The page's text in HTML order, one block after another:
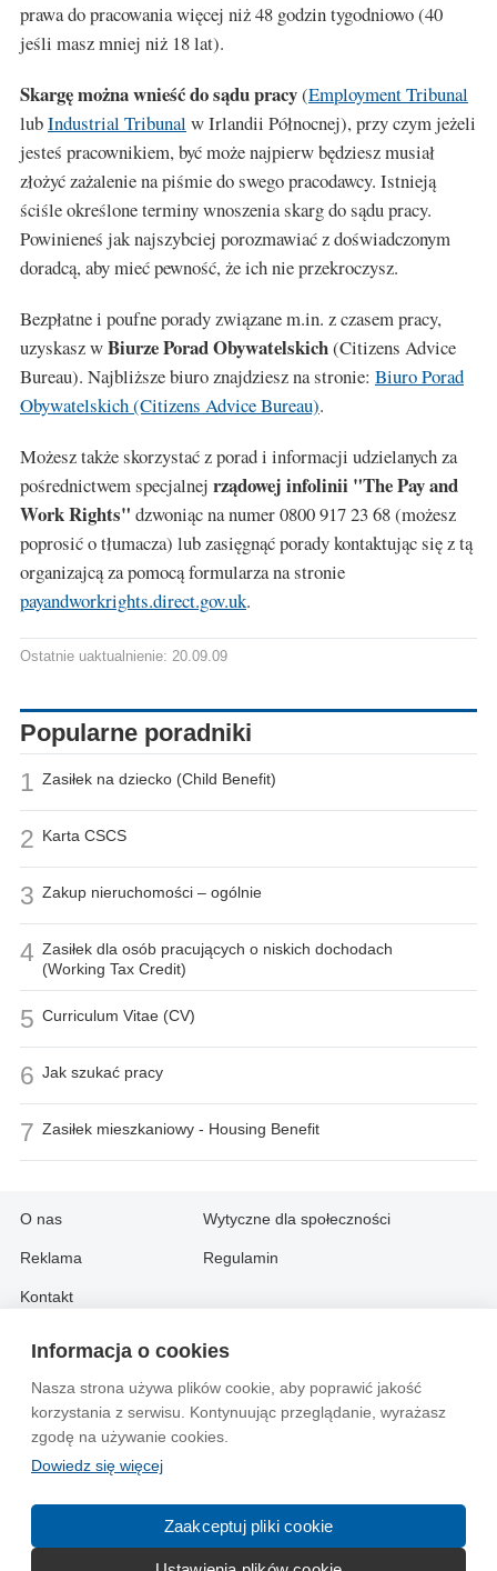
Informacja o cookies
Nasza strona używa plików cookie, aby poprawić jakość
korzystania z serwisu. Kontynuując przeglądanie, wyrażasz
zgodę na używanie cookies.
Dowiedz się więcej
Zaakceptuj pliki cookie
prawa do pracowania więcej niż 48 godzin tygodniowo (40
jeśli masz mniej niż 18 lat).
Skargę można wnieść do sądu pracy(Employment Tribunal
lubIndustrial Tribunal w Irlandii Północnej), przy czym jeżeli
jesteś pracownikiem, być może najpierw będziesz musiał
złożyć zażalenie na piśmie do swego pracodawcy. Istnieją
ściśle określone terminy wnoszenia skarg do sądu pracy.
Powinieneś jak najszybciej porozmawiać z doświadczonym
doradcą, aby mieć pewność, że ich nie przekroczysz.
Bezpłatne i poufne porady związane m.in. z czasem pracy,
uzyskasz wBiurze Porad Obywatelskich(Citizens Advice
Bureau). Najbliższe biuro znajdziesz na stronie: Biuro Porad
Obywatelskich (Citizens Advice Bureau).
Możesz także skorzystać z porad i informacji udzielanych za
pośrednictwem specjalnej rządowej infolinii "The Pay and
Work Rights" dzwoniąc na numer 0800 917 23 68 (możesz
poprosić o tłumacza) lub zasięgnąć porady kontaktując się z tą
organizajcą za pomocą formularza na stronie
payandworkrights.direct.gov.uk.
Ostatnie uaktualnienie: 20.09.09
Popularne poradniki
1 Zasiłek na dziecko (Child Benefit)
2 Karta CSCS
3 Zakup nieruchomości – ogólnie
4 Zasiłek dla osób pracujących o niskich dochodach
(Working Tax Credit)
5 Curriculum Vitae (CV)
6 Jak szukać pracy
7 Zasiłek mieszkaniowy - Housing Benefit
O nas
Reklama
Kontakt
Wytyczne dla społeczności
Regulamin
Information in English:
About
Advertise
Contact